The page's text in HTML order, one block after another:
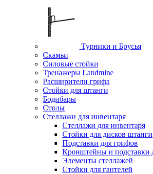
Турники и Брусья
Скамьи
Силовые стойки
Тренажеры Landmine
Расширители грифа
Стойки для штанги
Бодибары
Столы
Стеллажи для инвентаря
Стеллажи для инвентаря
Стойки для дисков штанги
Подставки для грифов
Кронштейны и подставки
Элементы стеллажей
Стойки для гантелей